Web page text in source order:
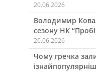
20.06.2026
Володимир
сезону НК
20.06.2026
Чому гречка